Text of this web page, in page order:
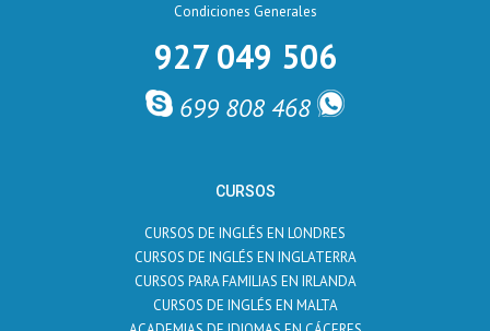
Condiciones Generales
927 049 506
699 808 468
CURSOS
CURSOS DE INGLÉS EN LONDRES
CURSOS DE INGLÉS EN INGLATERRA
CURSOS PARA FAMILIAS EN IRLANDA
CURSOS DE INGLÉS EN MALTA